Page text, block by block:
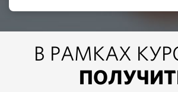
В РАМКАХ